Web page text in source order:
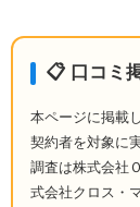
社
みどり生命保険株式会社
📋 口コミ
本ページに掲載
契約者を対象に
調査は株式会社
式会社クロス・